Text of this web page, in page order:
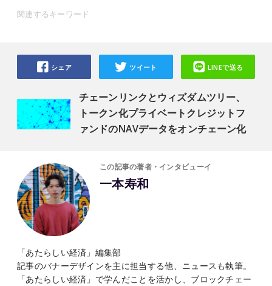
関連するキーワード
チェーンリンクとウィズダムツリー、
トークン化プライベートクレジットフ
ァンドのNAVデータをオンチェーン化
シェア ツイート LINEで送る
この記事の著者・インタビューイ
一本寿和
「あたらしい経済」編集部
記事のバナーデザインを主に担当する他、ニュースも執筆。
「あたらしい経済」で学んだことを活かし、ブロックチェー